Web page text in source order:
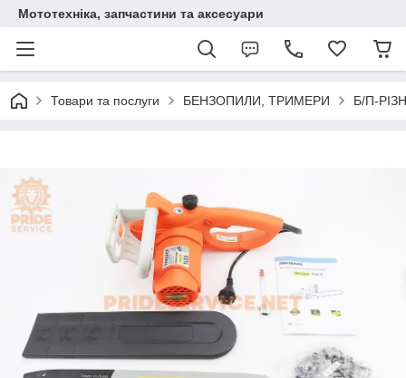
Мототехніка, запчастини та аксесуари
Товари та послуги БЕНЗОПИЛИ, ТРИМЕРИ Б/П-